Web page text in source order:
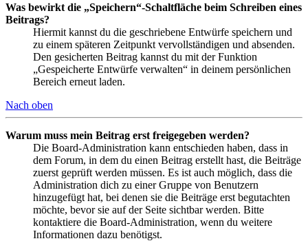
Was bewirkt die „Speichern“-Schaltfläche beim Schreiben eines
Beitrags?
Hiermit kannst du die geschriebene Entwürfe speichern und
zu einem späteren Zeitpunkt vervollständigen und absenden.
Den gesicherten Beitrag kannst du mit der Funktion
„Gespeicherte Entwürfe verwalten“ in deinem persönlichen
Bereich erneut laden.
Nach oben
Warum muss mein Beitrag erst freigegeben werden?
Die Board-Administration kann entschieden haben, dass in
dem Forum, in dem du einen Beitrag erstellt hast, die Beiträge
zuerst geprüft werden müssen. Es ist auch möglich, dass die
Administration dich zu einer Gruppe von Benutzern
hinzugefügt hat, bei denen sie die Beiträge erst begutachten
möchte, bevor sie auf der Seite sichtbar werden. Bitte
kontaktiere die Board-Administration, wenn du weitere
Informationen dazu benötigst.